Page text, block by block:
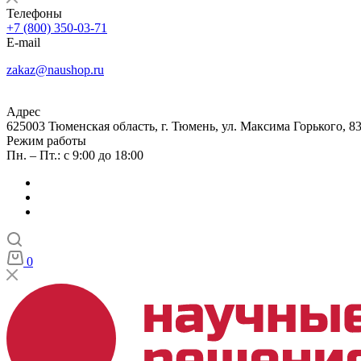
Телефоны
+7 (800) 350-03-71
E-mail
zakaz@naushop.ru
Адрес
625003 Тюменская область, г. Тюмень, ул. Максима Горького,
Режим работы
Пн. – Пт.: с 9:00 до 18:00
0